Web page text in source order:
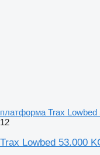
платформа Trax Lowbed
12
Trax Lowbed 53.000